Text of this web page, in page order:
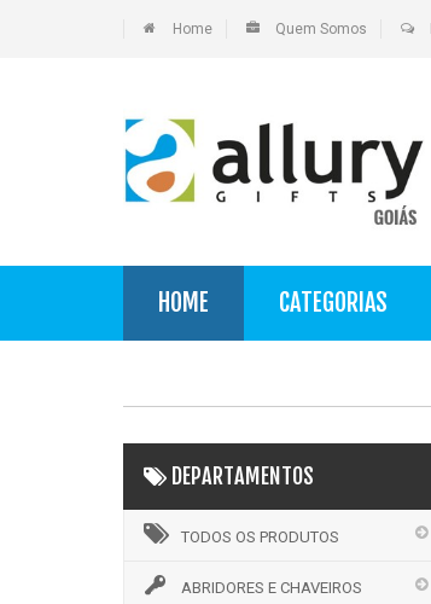
Home Quem Somos
HOME CATEGORIAS
DEPARTAMENTOS
TODOS OS PRODUTOS
ABRIDORES E CHAVEIROS